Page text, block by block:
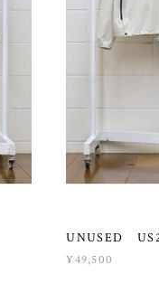
UNUSED
¥49,500